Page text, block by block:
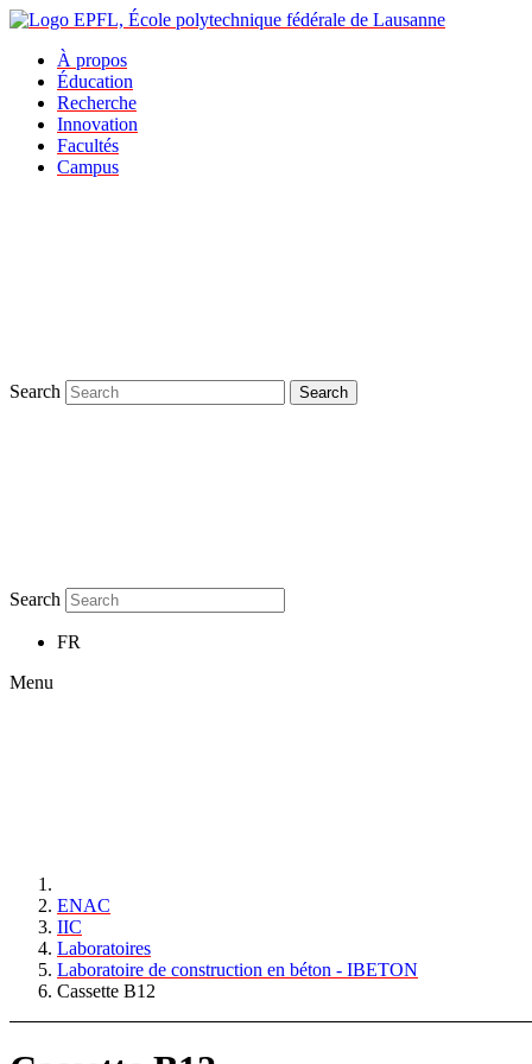
À propos
Éducation
Recherche
Innovation
Facultés
Campus
Search Search
Search
FR
Menu
ENAC
IIC
Laboratoires
Laboratoire de construction en béton - IBETON
Cassette B12